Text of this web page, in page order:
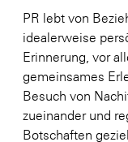
PR lebt von
idealerweise
Erinnerung, vor
gemeinsames
Besuch von
zueinander und
Botschaften